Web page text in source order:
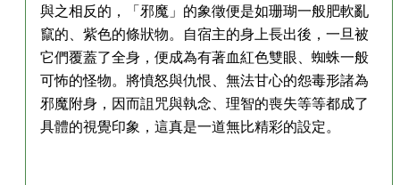
與之相反的，「邪魔」的象徵便是如珊瑚一般肥軟亂
竄的、紫色的條狀物。自宿主的身上長出後，一旦被
它們覆蓋了全身，便成為有著血紅色雙眼、蜘蛛一般
可怖的怪物。將憤怒與仇恨、無法甘心的怨毒形諸為
邪魔附身，因而詛咒與執念、理智的喪失等等都成了
具體的視覺印象，這真是一道無比精彩的設定。